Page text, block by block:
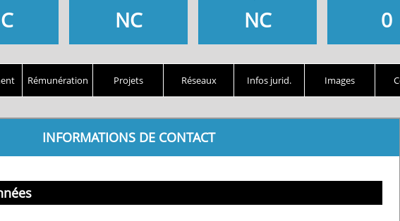
NC NC 0
Rémunération Projets Réseaux Infos jurid. Images
INFORMATIONS DE CONTACT